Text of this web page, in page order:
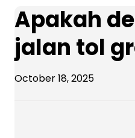
Apakah
jalan tol
October 18, 2025